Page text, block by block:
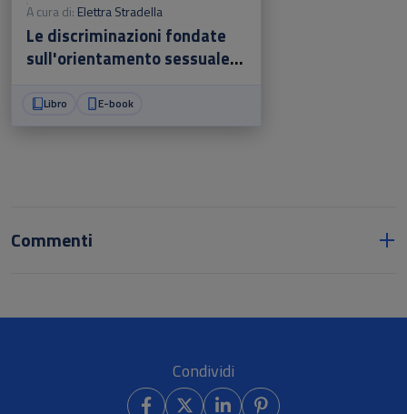
A cura di: Elettra Stradella
Le discriminazioni fondate
sull'orientamento sessuale e
Libro E-book
Commenti
Condividi